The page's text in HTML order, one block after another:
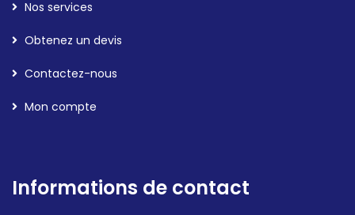
Nos services
Obtenez un devis
Contactez-nous
Mon compte
Informations de contact